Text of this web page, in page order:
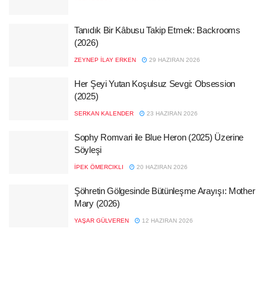
Tanıdık Bir Kâbusu Takip Etmek: Backrooms
(2026)
ZEYNEP İLAY ERKEN 29 HAZIRAN 2026
Her Şeyi Yutan Koşulsuz Sevgi: Obsession
(2025)
SERKAN KALENDER 23 HAZIRAN 2026
Sophy Romvari ile Blue Heron (2025) Üzerine
Söyleşi
İPEK ÖMERCIKLI 20 HAZIRAN 2026
Şöhretin Gölgesinde Bütünleşme Arayışı: Mother
Mary (2026)
YAŞAR GÜLVEREN 12 HAZIRAN 2026